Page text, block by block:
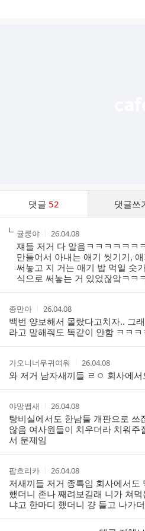
댓글 52 댓글쓰
작
성
자
귤쿵야
작
성
시
간
26.04.08
쟤들 저거 다 알음ㅋㅋㅋㅋㅋㅋ
만들어서 아내는 애기 씻기기,
써놓고 지 거는 애기 밥 먹일 숫
식으로 써놓는 거 있었잖앜ㅋㅋ
작
성
자
종만아
작
성
시
간
26.04.08
백번 양보해서 몰랐다고치자.. 그
라고 말해줘도 똑같이 안함 ㅋㅋㅋ
작
성
자
가오니너무귀여워
작
성
시
간
26.04.08
와 저거 남자새끼들 ㄹㅇ 회사에서
작
성
자
야망뱁새
작
성
시
간
26.04.08
탕비실에서도 한남들 개판으로 쓰
않음 여사원들이 치우더라 치워주
서 문제임
작
성
자
팝흐리카
작
성
시
간
26.04.08
저새끼들 저거 종특임 회사에서
했더니 존나 째려보길래 니가 쳐
냐고 한마디 했더니 걍 들고 나가